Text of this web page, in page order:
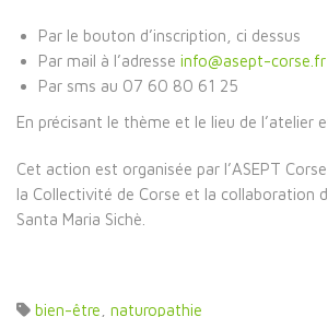
Par le bouton d’inscription, ci dessus
Par mail à l’adresse info@asept-corse.fr
Par sms au 07 60 80 61 25
En précisant le thème et le lieu de l’atelier
Cet action est organisée par l’ASEPT
la Collectivité de Corse et la collaboration
Santa Maria Sichè.
bien-être naturopathie